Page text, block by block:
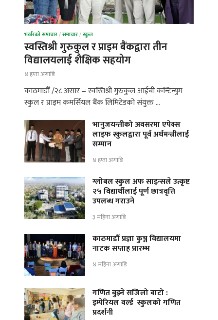
भर्खरको समाचार/समाचार/स्कुल
स्वस्तिश्री गुरुकुल र प्राइम बैंकद्वारा तीन
विद्यालयलाई शैक्षिक सहयोग
४ हप्ता अगाडि
काठमाडौँ /२८ असार – स्वस्तिश्री गुरुकुल आईबी कन्टिन्युम
स्कुल र प्राइम कमर्सियल बैंक लिमिटेडको संयुक्त …
भानुजयन्तीको अवसरमा एपेक्स
लाइफ स्कुलद्वारा पूर्व अर्थमन्त्रीलाई
सम्मान
४ हप्ता अगाडि
ग्लोबल स्कुल अफ साइन्सले उत्कृष्ट
२५ विद्यार्थीलाई पूर्ण छात्रवृत्ति
उपलब्ध गराउने
३ महिना अगाडि
काठमाडौँ प्रज्ञा कुञ्ज विद्यालयमा
नाटक सप्ताह प्रारम्भ
४ महिना अगाडि
गणित बुझ्ने सजिलो बाटो :
इम्पेरियल वर्ल्ड स्कुलको गणित
प्रदर्शनी